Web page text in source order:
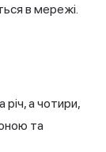
в мережі.
а чотири,
та